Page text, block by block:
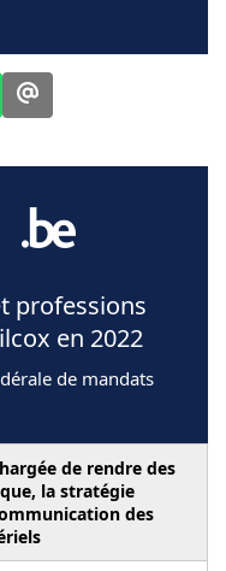
professions
en 2022
de mandats
de rendre des
la stratégie
des